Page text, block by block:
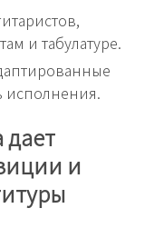
и табулатуре.
исполнения.
и